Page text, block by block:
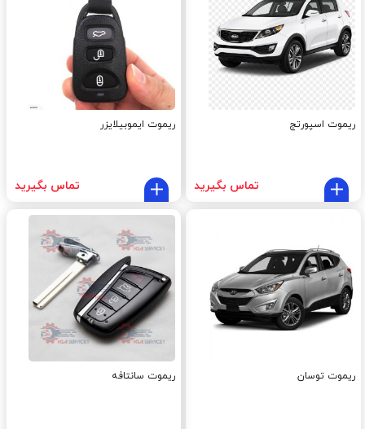
ریموت اسپورتج
تماس بگیرید
ریموت ایموبیلایزر
تماس بگیرید
ریموت توسان ریموت سانتافه